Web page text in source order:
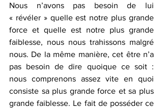
Nous n’avons pas besoin de lui
« révéler » quelle est notre plus grande
force et quelle est notre plus grande
faiblesse, nous nous trahissons malgré
nous. De la même manière, cet être n’a
pas besoin de dire quoique ce soit :
nous comprenons assez vite en quoi
consiste sa plus grande force et sa plus
grande faiblesse. Le fait de posséder ce